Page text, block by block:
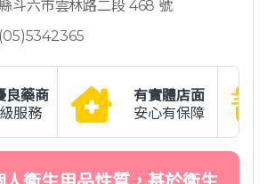
斗六市雲林路二段 468 號
(05)5342365
良藥商
服務
有實體店面
安心有保障